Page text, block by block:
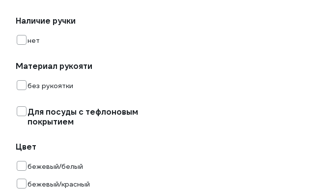
Наличие ручки
нет
Материал рукояти
без рукоятки
Для посуды с тефлоновым
покрытием
Цвет
бежевый/белый
бежевый/красный